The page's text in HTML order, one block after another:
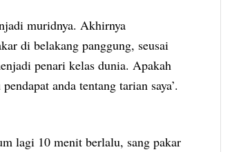
muridnya. Akhirnya
di belakang panggung, seusai
penari kelas dunia. Apakah
anda tentang tarian saya’.
lagi 10 menit berlalu, sang pakar